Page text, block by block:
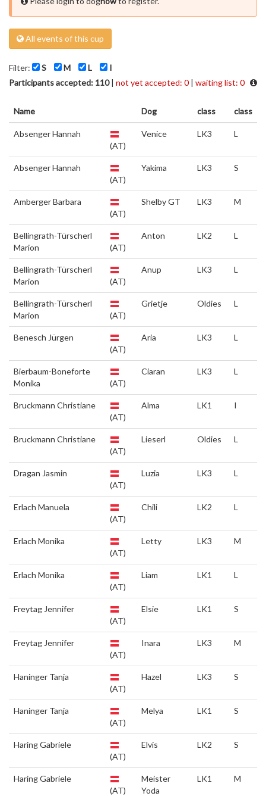
All events of this cup
Filter: S M L
I
Participants accepted: 110| not yet accepted: 0 | waiting list: 0
Name Dog class class
Absenger Hannah
(AT)
Venice LK3 L
Absenger Hannah
(AT)
Yakima LK3 S
Amberger Barbara
(AT)
Shelby GT LK3 M
Bellingrath-Türscherl
Marion
(AT)
Anton LK2 L
Bellingrath-Türscherl
Marion
(AT)
Anup LK3 L
Bellingrath-Türscherl
Marion
(AT)
Grietje Oldies L
Benesch Jürgen
(AT)
Aria LK3 L
Bierbaum-Boneforte
Monika
(AT)
Ciaran LK3 L
Bruckmann Christiane
(AT)
Alma LK1 I
Bruckmann Christiane
(AT)
Lieserl Oldies L
Dragan Jasmin
(AT)
Luzia LK3 L
Erlach Manuela
(AT)
Chili LK2 L
Erlach Monika
(AT)
Letty LK3 M
Erlach Monika
(AT)
Liam LK1 L
Freytag Jennifer
(AT)
Elsie LK1 S
Freytag Jennifer
(AT)
Inara LK3 M
Haninger Tanja
(AT)
Hazel LK3 S
Haninger Tanja
(AT)
Melya LK1 S
Haring Gabriele
(AT)
Elvis LK2 S
Haring Gabriele
(AT)
Meister
Yoda
LK1 M